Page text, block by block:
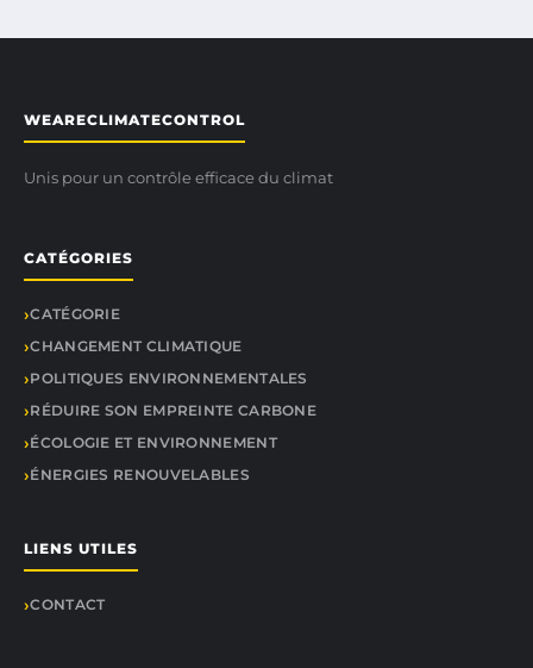
WEARECLIMATECONTROL
Unis pour un contrôle efficace du climat
CATÉGORIES
CATÉGORIE
CHANGEMENT CLIMATIQUE
POLITIQUES ENVIRONNEMENTALES
RÉDUIRE SON EMPREINTE CARBONE
ÉCOLOGIE ET ENVIRONNEMENT
ÉNERGIES RENOUVELABLES
LIENS UTILES
CONTACT